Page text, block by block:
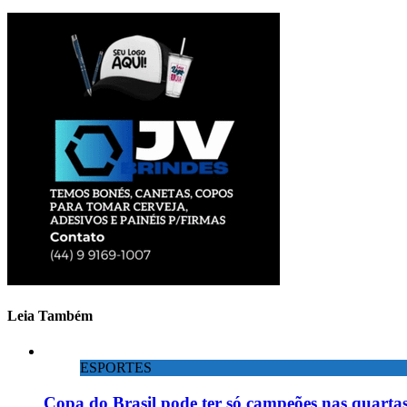
Leia Também
ESPORTES
Copa do Brasil pode ter só campeões nas